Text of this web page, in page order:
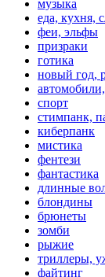
музыка
еда, кухня,
феи, эльфы
призраки
готика
новый год,
спорт
стимпанк,
киберпанк
мистика
фентези
фантастика
длинные
блондины
брюнеты
зомби
рыжие
триллеры,
файтинг